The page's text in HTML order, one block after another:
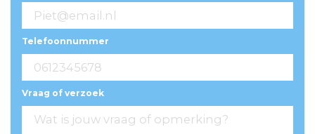
Telefoonnummer
Vraag of verzoek